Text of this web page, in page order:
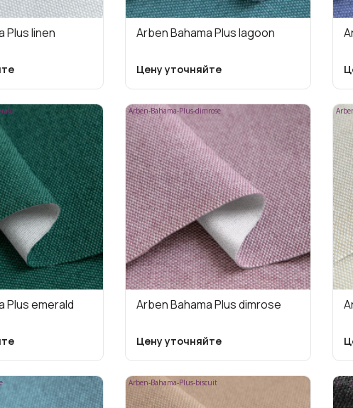
Plus linen Arben Bahama Plus lagoon
Цену уточняйте
Plus emerald
Arben-Bahama-Plus-dimrose
Arben Bahama Plus dimrose
Цену уточняйте
Arben-Bahama-Plus-biscuit